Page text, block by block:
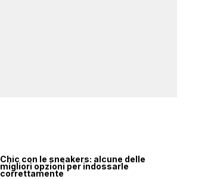
Chic con le sneakers: alcune delle
migliori opzioni per indossarle
correttamente